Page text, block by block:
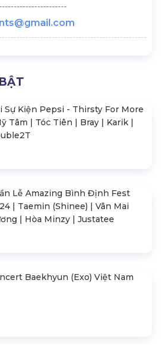
Sự Kiện Pepsi - Thirsty For More
Tâm | Tóc Tiên | Bray | Karik |
Lễ Amazing Bình Định Fest
| Taemin (Shinee) | Vân Mai
| Hòa Minzy | Justatee
Baekhyun (Exo) Việt Nam